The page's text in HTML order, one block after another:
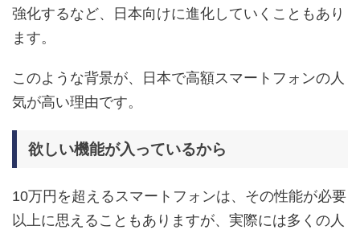
強化するなど、日本向けに進化していくこともあり
ます。
このような背景が、日本で高額スマートフォンの人
気が高い理由です。
欲しい機能が入っているから
10万円を超えるスマートフォンは、その性能が必要
以上に思えることもありますが、実際には多くの人